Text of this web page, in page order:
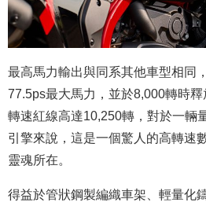
最高馬力輸出與同系其他車型相同
77.5ps最大馬力，並於8,000轉時
轉速紅線高達10,250轉，對於一輛
引擎來說，這是一個驚人的高轉速
靈魂所在。
得益於管狀鋼製編織車架、輕量化